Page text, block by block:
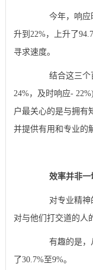
今年，响应时
升到22%，上升了
寻求速度。
结合这三个百
24%，及时响应-
户最关心的是与拥有
并提供有用和专业的
效率并非一
对专业精神的
对与他们打交道的人
有趣的是，从
了30.7%至9%。